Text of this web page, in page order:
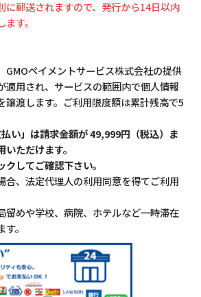
に郵送されますので、発行から14日以内
す。
GMOペイメントサービス株式会社の提供
適用され、サービスの範囲内で個人情報
譲渡します。ご利用限度額は累計残高で5
払い」は請求金額が 49,999円（税込）ま
ただけます。
してご確認下さい。
合、法定代理人の利用同意を得てご利用
留めや学校、病院、ホテルなど一時滞在
。